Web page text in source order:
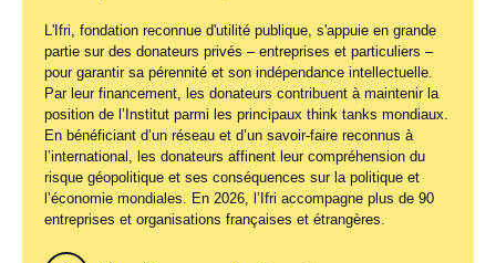
L'Ifri, fondation reconnue d'utilité publique, s'appuie en grande
partie sur des donateurs privés – entreprises et particuliers –
pour garantir sa pérennité et son indépendance intellectuelle.
Par leur financement, les donateurs contribuent à maintenir la
position de l’Institut parmi les principaux think tanks mondiaux.
En bénéficiant d’un réseau et d’un savoir-faire reconnus à
l’international, les donateurs affinent leur compréhension du
risque géopolitique et ses conséquences sur la politique et
l’économie mondiales. En 2026, l’Ifri accompagne plus de 90
entreprises et organisations françaises et étrangères.